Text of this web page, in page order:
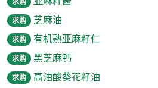
求购 芝麻油
求购 有机熟亚麻籽仁
求购 黑芝麻钙
求购 高油酸葵花籽油